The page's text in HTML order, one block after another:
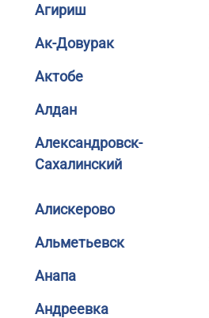
Агириш
Ак-Довурак
Актобе
Алдан
Александровск-
Сахалинский
Алискерово
Альметьевск
Анапа
Андреевка